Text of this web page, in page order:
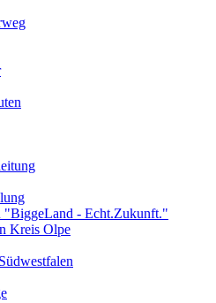
- Echt.Zukunft."
Kreis Olpe